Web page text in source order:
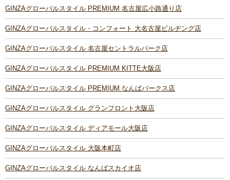
GINZAグローバルスタイル PREMIUM 名古屋広小路通り店
GINZAグローバルスタイル・コンフォート 大名古屋ビルヂング店
GINZAグローバルスタイル 名古屋セントラルパーク店
GINZAグローバルスタイル PREMIUM KITTE大阪店
GINZAグローバルスタイル PREMIUM なんばパークス店
GINZAグローバルスタイル グランフロント大阪店
GINZAグローバルスタイル ディアモール大阪店
GINZAグローバルスタイル 大阪本町店
GINZAグローバルスタイル なんばスカイオ店